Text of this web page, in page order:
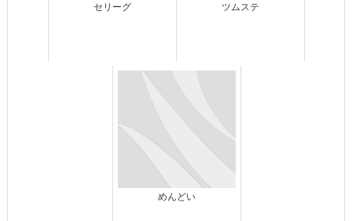
セリーグ ツムステ
めんどい